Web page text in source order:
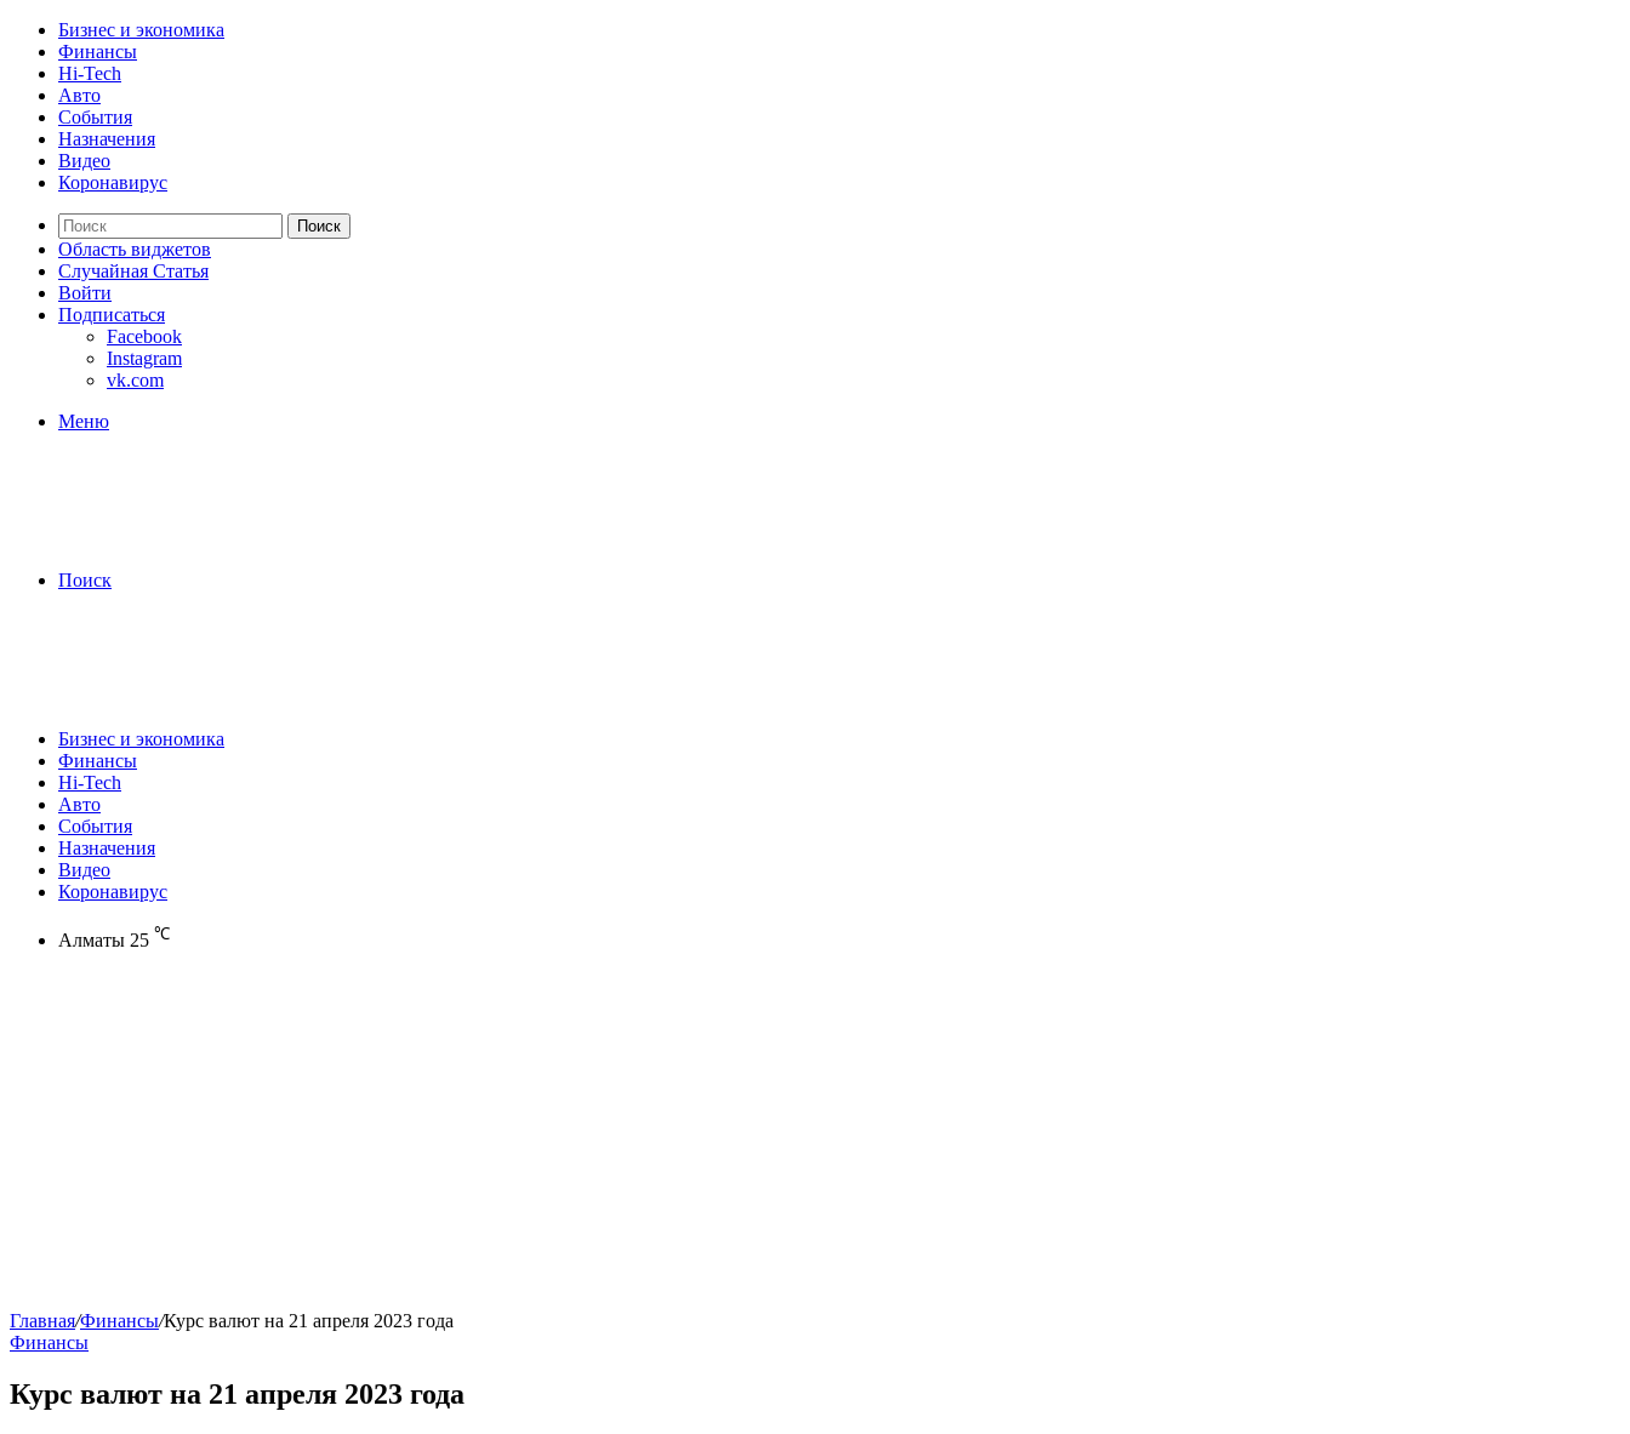
Бизнес и экономика
Финансы
Hi-Tech
Авто
События
Назначения
Видео
Коронавирус
Поиск
Область виджетов
Случайная Статья
Войти
Подписаться
Facebook
Instagram
vk.com
Меню
Поиск
Бизнес и экономика
Финансы
Hi-Tech
Авто
События
Назначения
Видео
Коронавирус
Алматы 25 ℃
Главная/Финансы/Курс валют на 21 апреля 2023 года
Финансы
Курс валют на 21 апреля 2023 года